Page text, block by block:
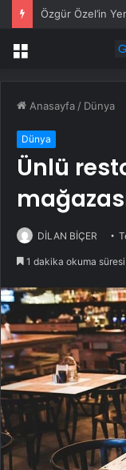
Menü
Anasayfa / Dünya
Dünya
Ünlü
DİLAN BİÇER
1 dakika okuma süresi